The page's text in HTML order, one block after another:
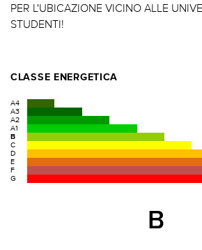
PER L'UBICAZIONE VICINO ALLE
STUDENTI!
CLASSE ENERGETICA
A4
A3
A2
A1
B
C
D
E
F
G
B